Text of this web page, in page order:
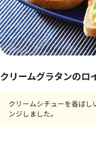
クリームグラタンのロ
クリームシチューを香ばし
ンジしました。